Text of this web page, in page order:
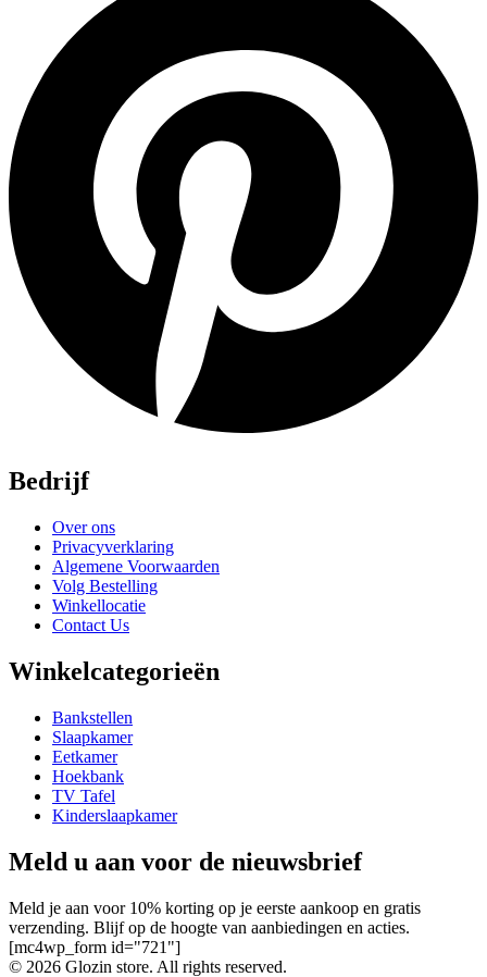
Bedrijf
Over ons
Privacyverklaring
Algemene Voorwaarden
Volg Bestelling
Winkellocatie
Contact Us
Winkelcategorieën
Bankstellen
Slaapkamer
Eetkamer
Hoekbank
TV Tafel
Kinderslaapkamer
Meld u aan voor de nieuwsbrief
Meld je aan voor 10% korting op je eerste aankoop en gratis
verzending. Blijf op de hoogte van aanbiedingen en acties.
[mc4wp_form id="721"]
© 2026 Glozin store. All rights reserved.